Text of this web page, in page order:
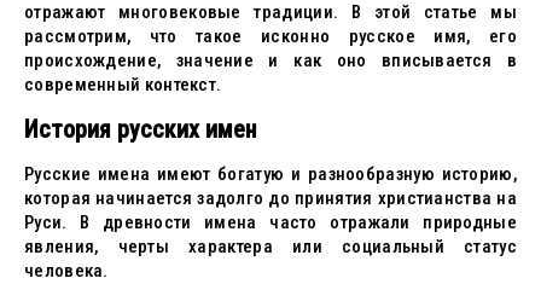
отражают многовековые традиции. В этой статье мы
рассмотрим, что такое исконно русское имя, его
происхождение, значение и как оно вписывается в
современный контекст.
История русских имен
Русские имена имеют богатую и разнообразную историю,
которая начинается задолго до принятия христианства на
Руси. В древности имена часто отражали природные
явления, черты характера или социальный статус
человека.